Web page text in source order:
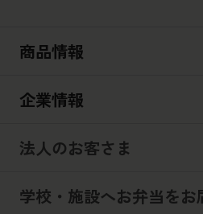
商品情報
企業情報
法人のお客さま
学校・施設へお弁当をお